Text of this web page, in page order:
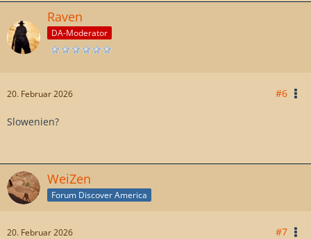
Raven
DA-Moderator
20. Februar 2026 #6
Slowenien?
WeiZen
Forum Discover America
20. Februar 2026 #7